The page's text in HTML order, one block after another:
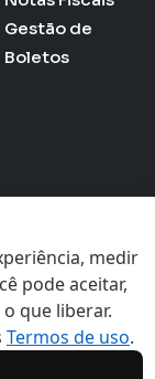
Gestão de
Boletos
medir
pode aceitar,
que liberar.
Termos de uso.